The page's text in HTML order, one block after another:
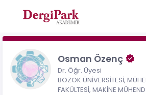
Osman Özenç
Dr. Öğr. Üyesi
BOZOK ÜNİVERSİTESİ,
FAKÜLTESİ, MAKİNE